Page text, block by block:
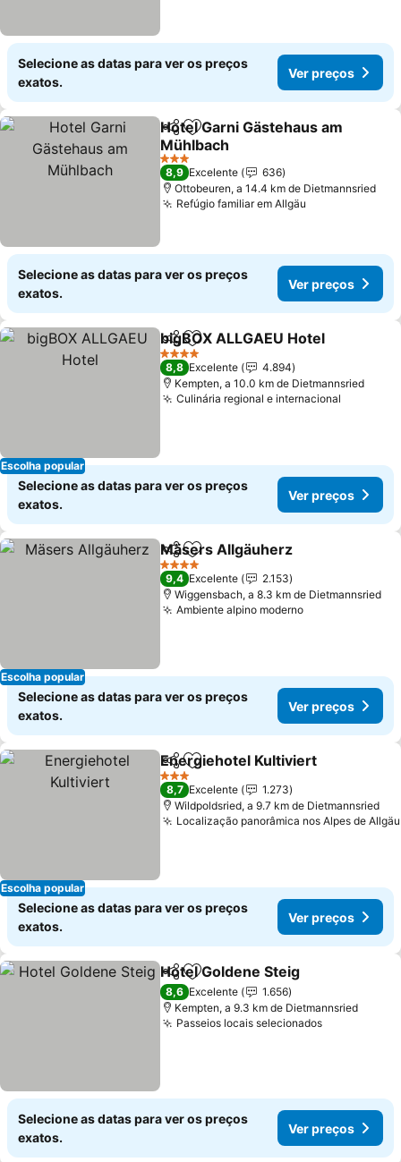
Selecione as datas para ver os preços
exatos.
Ver preços
PartilharAdicionar aos favoritos
Hotel Garni Gästehaus am
Mühlbach
3 Estrelas
8,9 Excelente
636
Ottobeuren, a 14.4 km de Dietmannsried
Refúgio familiar em Allgäu
Selecione as datas para ver os preços
exatos.
Ver preços
Escolha popular
PartilharAdicionar aos favoritos
bigBOX ALLGAEU Hotel
4 Estrelas
8,8 Excelente
4.894
Kempten, a 10.0 km de Dietmannsried
Culinária regional e internacional
Selecione as datas para ver os preços
exatos.
Ver preços
Escolha popular
PartilharAdicionar aos favoritos
Mäsers Allgäuherz
4 Estrelas
9,4 Excelente
2.153
Wiggensbach, a 8.3 km de Dietmannsried
Ambiente alpino moderno
Selecione as datas para ver os preços
exatos.
Ver preços
Escolha popular
PartilharAdicionar aos favoritos
Energiehotel Kultiviert
3 Estrelas
8,7 Excelente
1.273
Wildpoldsried, a 9.7 km de Dietmannsried
Localização panorâmica nos Alpes de Allgäu
Selecione as datas para ver os preços
exatos.
Ver preços
PartilharAdicionar aos favoritos
Hotel Goldene Steig
8,6 Excelente
1.656
Kempten, a 9.3 km de Dietmannsried
Passeios locais selecionados
Selecione as datas para ver os preços
exatos.
Ver preços